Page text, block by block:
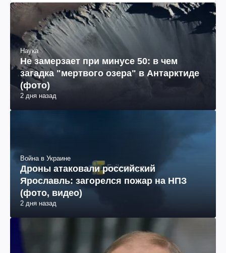
Наука
Не замерзает при минусе 50: в чем
загадка "мертвого озера" в Антарктиде
(фото)
2 дня назад
Война в Украине
Дроны атаковали российский
Ярославль: загорелся пожар на НПЗ
(фото, видео)
2 дня назад